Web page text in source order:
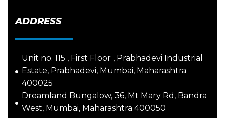
ADDRESS
Unit no. 115 , First Floor , Prabhadevi Industrial
Estate, Prabhadevi, Mumbai, Maharashtra
400025
Dreamland Bungalow, 36, Mt Mary Rd, Bandra
West, Mumbai, Maharashtra 400050